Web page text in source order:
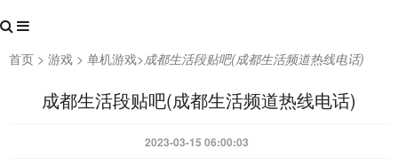
首页 > 游戏 > 单机游戏>成都生活段贴吧(成都生活频道热线电话)
成都生活段贴吧(成都生活频道热线电话)
2023-03-15 06:00:03